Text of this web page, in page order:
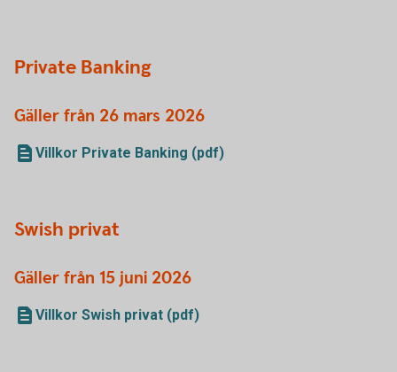
Private Banking
Gäller från 26 mars 2026
Villkor Private Banking (pdf)
Swish privat
Gäller från 15 juni 2026
Villkor Swish privat (pdf)